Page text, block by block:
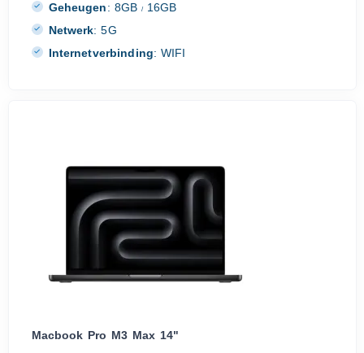
Geheugen: 8GB / 16GB
Netwerk: 5G
Internetverbinding: WIFI
Macbook Pro M3 Max 14"